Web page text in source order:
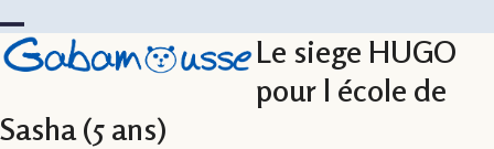
to
content
Open
menu
Close
menu
Le siege HUGO
pour l école de
Sasha (5 ans)